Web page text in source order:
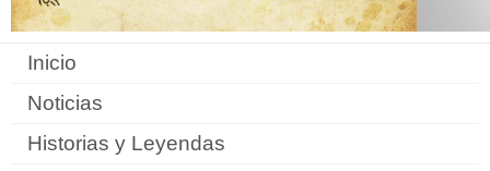
Inicio
Noticias
Historias y Leyendas